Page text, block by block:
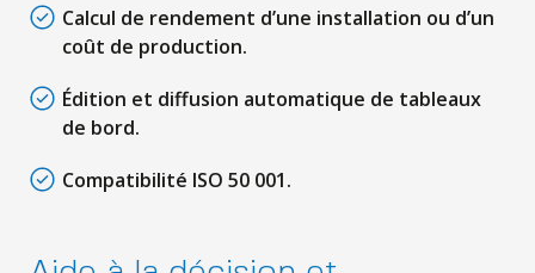
Calcul de rendement d’une installation ou d’un
coût de production.
Édition et diffusion automatique de tableaux
de bord.
Compatibilité ISO 50 001.